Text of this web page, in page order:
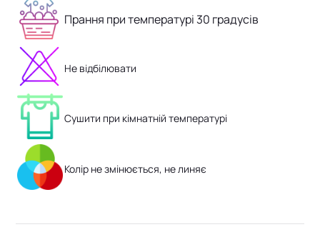
Прання при температурі 30 градусів
Не відбілювати
Сушити при кімнатній температурі
Колір не змінюється, не линяє